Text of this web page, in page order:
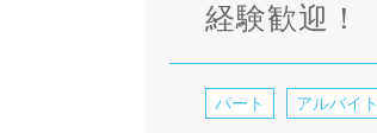
経験歓迎！
パート アルバイト